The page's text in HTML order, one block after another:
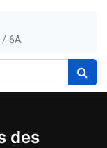
des
/ 6A